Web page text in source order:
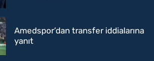
Amedspor’dan transfer iddialarına
yanıt